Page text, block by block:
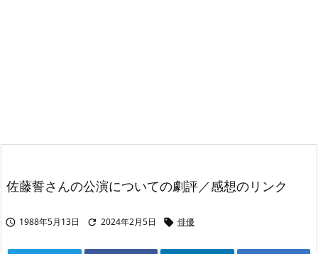
佐藤誓さんの公演についての劇評／感想のリンク
 1988年5月13日  2024年2月5日  俳優